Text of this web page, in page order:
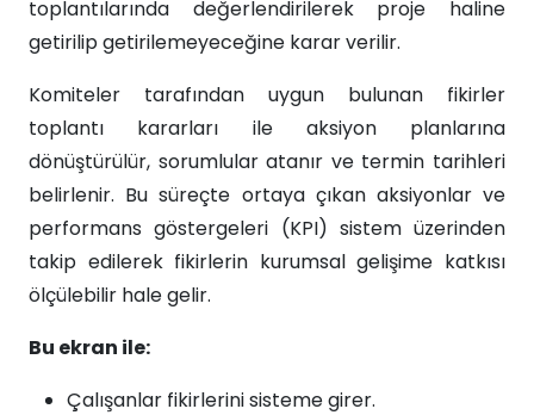
toplantılarında değerlendirilerek proje haline
getirilip getirilemeyeceğine karar verilir.
Komiteler tarafından uygun bulunan fikirler
toplantı kararları ile aksiyon planlarına
dönüştürülür, sorumlular atanır ve termin tarihleri
belirlenir. Bu süreçte ortaya çıkan aksiyonlar ve
performans göstergeleri (KPI) sistem üzerinden
takip edilerek fikirlerin kurumsal gelişime katkısı
ölçülebilir hale gelir.
Bu ekran ile:
Çalışanlar fikirlerini sisteme girer.